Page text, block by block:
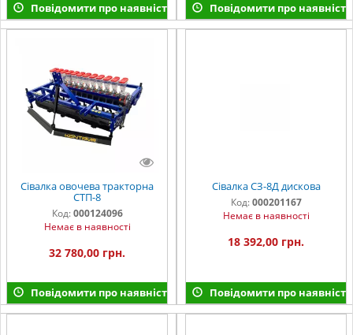
Повідомити про наявність Повідомити про наявність
Сівалка овочева тракторна
СТП-8
Код: 000124096
Немає в наявності
32 780,00 грн.
Повідомити про наявність
Сівалка СЗ-8Д дискова
Код: 000201167
Немає в наявності
18 392,00 грн.
Повідомити про наявність